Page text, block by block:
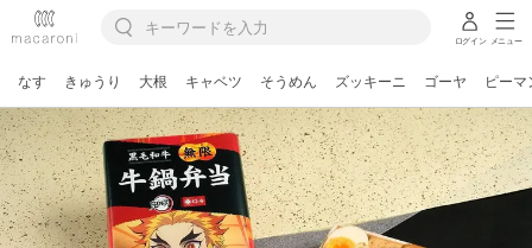
ログイン メニュー
なす きゅうり 大根 キャベツ そうめん ズッキーニ ゴーヤ ピーマ